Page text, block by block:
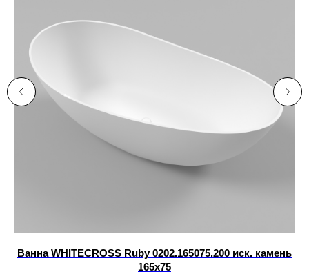
Ванна WHITECROSS Ruby 0202.165075.200 иск. камень
165х75